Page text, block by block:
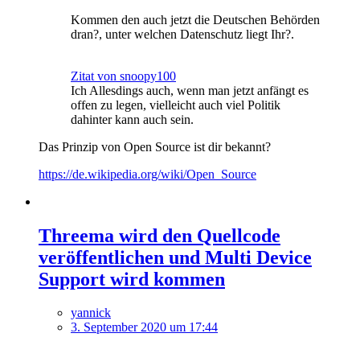
Kommen den auch jetzt die Deutschen Behörden
dran?, unter welchen Datenschutz liegt Ihr?.
Zitat von snoopy100
Ich Allesdings auch, wenn man jetzt anfängt es
offen zu legen, vielleicht auch viel Politik
dahinter kann auch sein.
Das Prinzip von Open Source ist dir bekannt?
https://de.wikipedia.org/wiki/Open_Source
Threema wird den Quellcode
veröffentlichen und Multi Device
Support wird kommen
yannick
3. September 2020 um 17:44